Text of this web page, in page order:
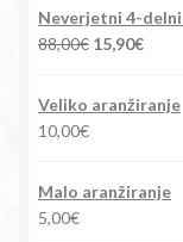
Neverjetni 4-
88,00€ Izvirna
15,90€
Veliko aranžiranje
10,00€
Malo aranžiranje
5,00€